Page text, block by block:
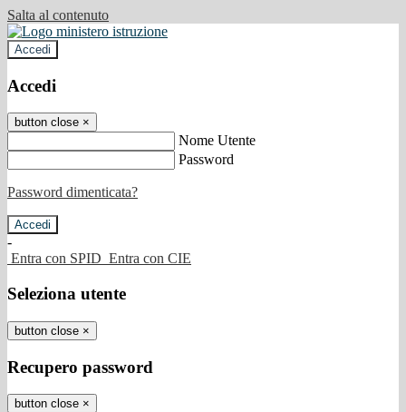
Salta al contenuto
Accedi
Accedi
button close ×
Nome Utente
Password
Password dimenticata?
-
Entra con SPID Entra con CIE
Seleziona utente
button close ×
Recupero password
button close ×